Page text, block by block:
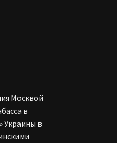
Москвой
в
Украины в